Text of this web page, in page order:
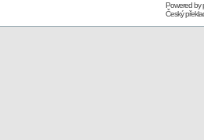
Powered by
Český